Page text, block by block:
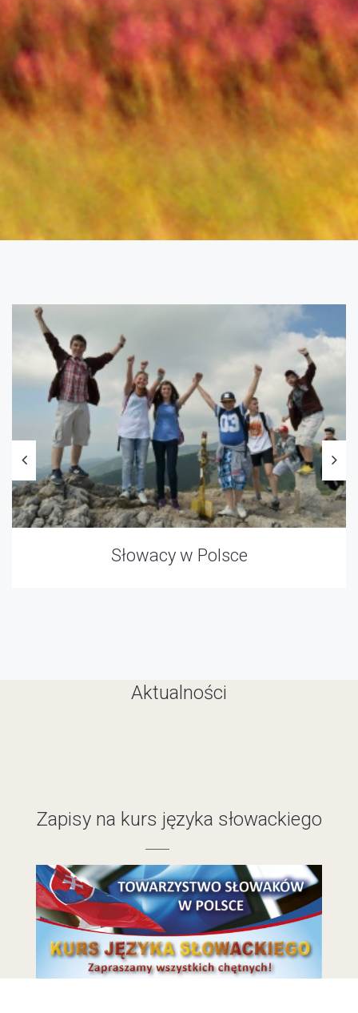
Słowacy w Polsce
Aktualności
Zapisy na kurs języka słowackiego